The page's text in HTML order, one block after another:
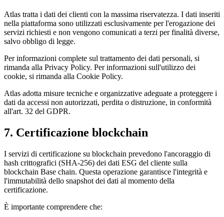
Atlas tratta i dati dei clienti con la massima riservatezza. I dati inseriti
nella piattaforma sono utilizzati esclusivamente per l'erogazione dei
servizi richiesti e non vengono comunicati a terzi per finalità diverse,
salvo obbligo di legge.
Per informazioni complete sul trattamento dei dati personali, si
rimanda alla Privacy Policy. Per informazioni sull'utilizzo dei
cookie, si rimanda alla Cookie Policy.
Atlas adotta misure tecniche e organizzative adeguate a proteggere i
dati da accessi non autorizzati, perdita o distruzione, in conformità
all'art. 32 del GDPR.
7. Certificazione blockchain
I servizi di certificazione su blockchain prevedono l'ancoraggio di
hash crittografici (SHA-256) dei dati ESG del cliente sulla
blockchain Base chain. Questa operazione garantisce l'integrità e
l'immutabilità dello snapshot dei dati al momento della
certificazione.
È importante comprendere che: